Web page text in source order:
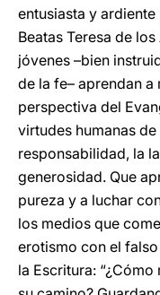
entusiasta y
Beatas Teresa de
jóvenes –bien
de la fe– aprendan
perspectiva del
virtudes humanas
responsabilidad, la
generosidad. Que
pureza y a luchar
los medios que
erotismo con el
la Escritura: